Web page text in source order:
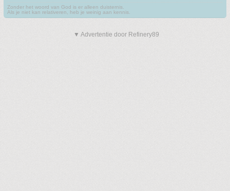
Zonder het woord van God is er alleen duisternis.
Als je niet kan relativeren, heb je weinig aan kennis.
▼ Advertentie door Refinery89